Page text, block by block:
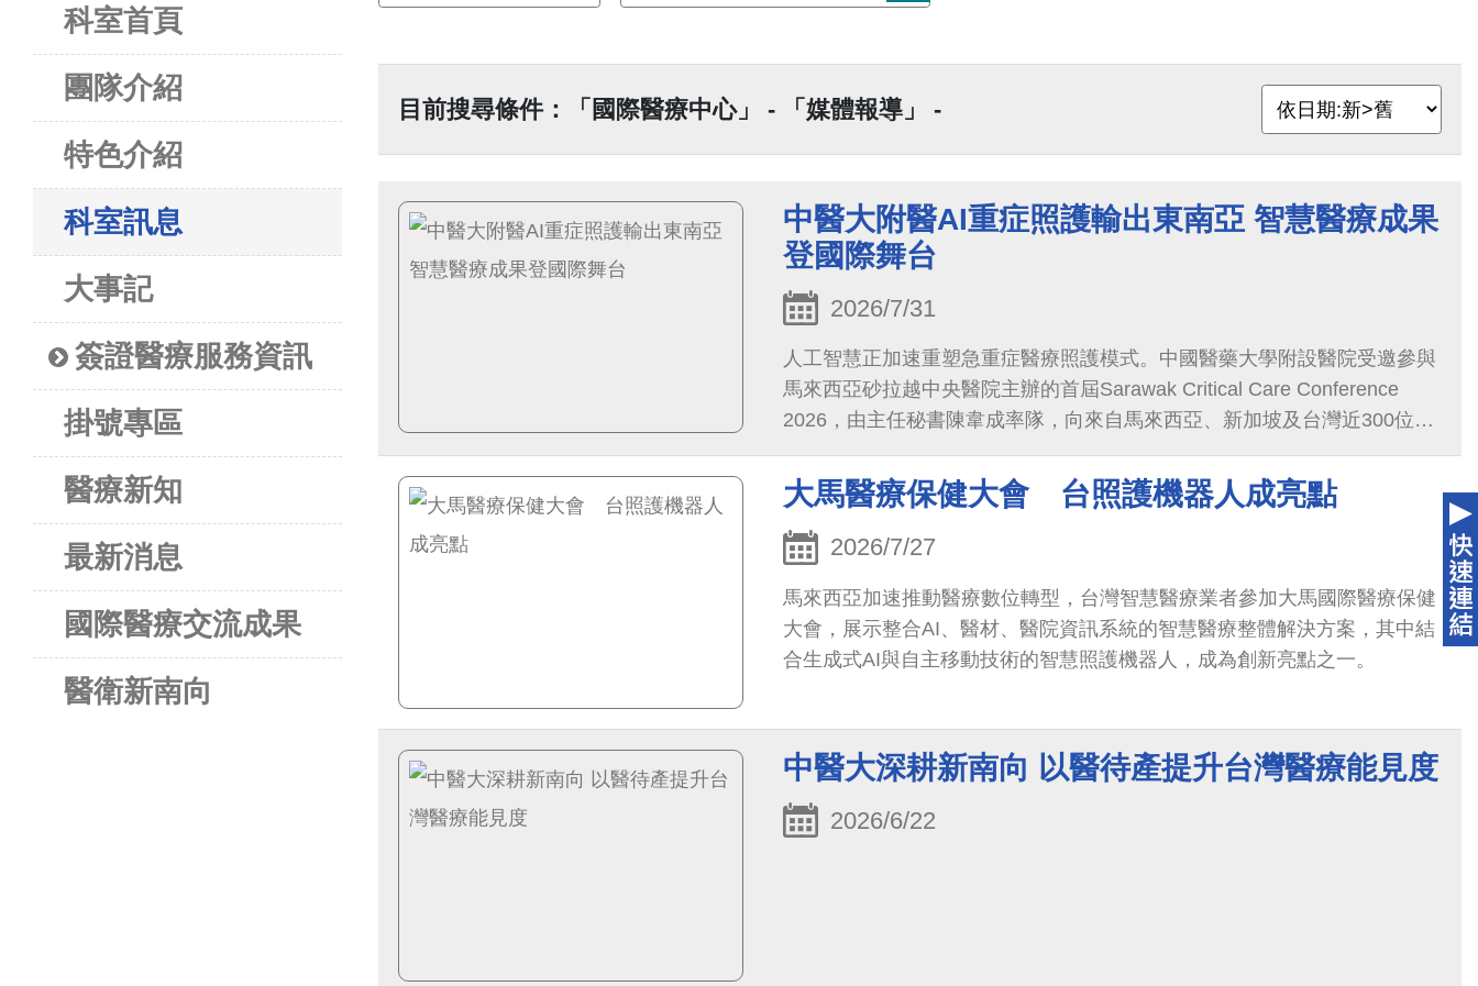
科室首頁
團隊介紹
特色介紹
科室訊息
大事記
簽證醫療服務資訊
掛號專區
醫療新知
最新消息
國際醫療交流成果
醫衛新南向
目前搜尋條件：「國際醫療中心」 - 「媒體報導」 -
中醫大附醫AI重症照護輸出東南亞 智慧醫療成果
登國際舞台
2026/7/31
人工智慧正加速重塑急重症醫療照護模式。中國醫藥大學附設醫院受邀參與
馬來西亞砂拉越中央醫院主辦的首屆Sarawak Critical Care Conference
2026，由主任秘書陳韋成率隊，向來自馬來西亞、新加坡及台灣近300位急
重症醫療專家分享AI重症照護、智慧臨床決策及生成式AI護理機器人等成
果，展現台灣智慧醫療從臨床驗證走向國際輸出的實力。
大馬醫療保健大會 台照護機器人成亮點
2026/7/27
馬來西亞加速推動醫療數位轉型，台灣智慧醫療業者參加大馬國際醫療保健
大會，展示整合AI、醫材、醫院資訊系統的智慧醫療整體解決方案，其中結
合生成式AI與自主移動技術的智慧照護機器人，成為創新亮點之一。
中醫大深耕新南向 以醫待產提升台灣醫療能見度
2026/6/22